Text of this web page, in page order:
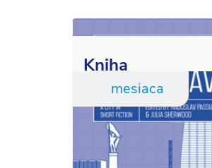
Kniha
mesiaca